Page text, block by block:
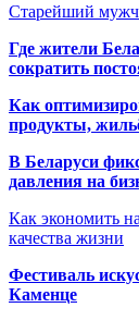
Старейший
Где жители
сократить
Как
продукты,
В Беларуси
давления на
Как экономить
качества жизни
Фестиваль
Каменце